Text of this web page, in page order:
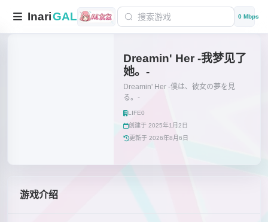
InariGAL 0 Mbps
Dreamin' Her -我梦见了
她。-
Dreamin' Her -僕は、彼女の夢を見
る。-
LIFE0
创建于 2025年1月2日
更新于 2026年8月6日
游戏介绍